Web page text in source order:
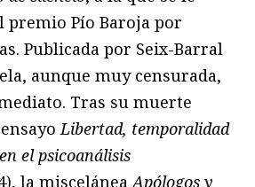
premio Pío Baroja por
Publicada por Seix-Barral
aunque muy censurada,
Tras su muerte
Libertad, temporalidad
el psicoanálisis
la misceláneaApólogos y